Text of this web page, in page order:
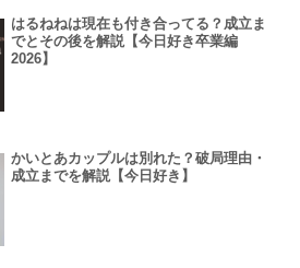
はるねねは現在も付き合ってる？成立ま
でとその後を解説【今日好き卒業編
2026】
かいとあカップルは別れた？破局理由・
成立までを解説【今日好き】